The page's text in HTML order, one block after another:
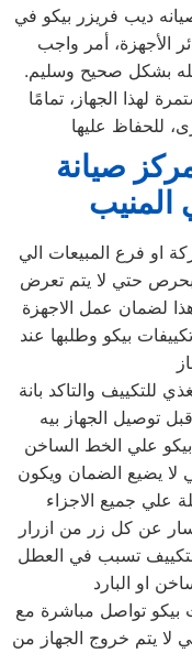
ديب فريزر بيكو في
الأجهزة، أمر واجب
بشكل صحيح وسليم.
لهذا الجهاز، تمامًا
صيانة
المنيب
او فرع المبيعات الي
حتي لا يتم تعرض
لضمان عمل الاجهزة
بيكو وطلبها عند
للتكييف والتاكد بانة
توصيل الجهاز بيه
علي الخط الساخن
لا يضيع الضمان ويكون
عن كل زر من ازرار
تسبب في العطل
او البارد
تواصل مباشرة مع
لا يتم خروج الجهاز من